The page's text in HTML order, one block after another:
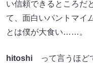
い信頼できるところだ
て、面白いパントマイ
とは僕が大食い……。
hitoshi って言うほど